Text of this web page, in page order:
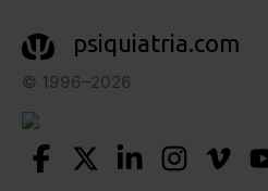
psiquiatria.com
© 1996–2026